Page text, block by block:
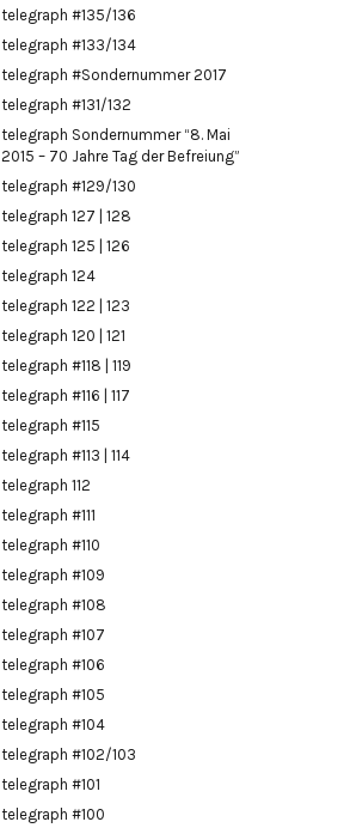
telegraph #135/136
telegraph #133/134
telegraph #Sondernummer 2017
telegraph #131/132
telegraph Sondernummer “8. Mai
2015 – 70 Jahre Tag der Befreiung”
telegraph #129/130
telegraph 127 | 128
telegraph 125 | 126
telegraph 124
telegraph 122 | 123
telegraph 120 | 121
telegraph #118 | 119
telegraph #116 | 117
telegraph #115
telegraph #113 | 114
telegraph 112
telegraph #111
telegraph #110
telegraph #109
telegraph #108
telegraph #107
telegraph #106
telegraph #105
telegraph #104
telegraph #102/103
telegraph #101
telegraph #100